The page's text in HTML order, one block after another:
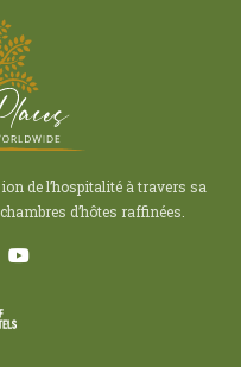
de l’hospitalité à travers sa
d’hôtes raffinées.